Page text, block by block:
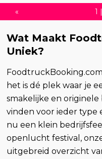
« 1
Wat Maakt
Uniek?
het is dé plek waar je
smakelijke en
vinden voor ieder type
nu een klein
openlucht festival,
uitgebreid overzicht